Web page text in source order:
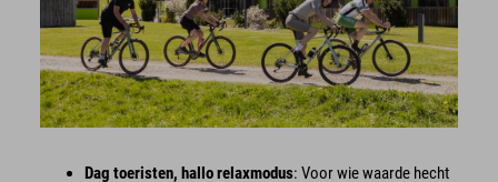
Dag toeristen, hallo relaxmodus: Voor wie waarde hecht